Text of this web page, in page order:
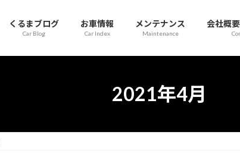
くるまブログ
Car Blog
お車情報
Car Index
メンテナンス
Maintenance
会社概
2021年4月